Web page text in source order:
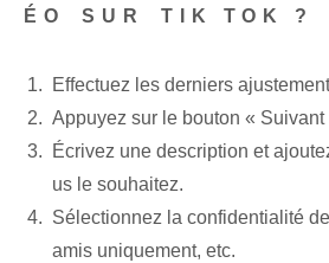
ÉO⁢ SUR⁢ TIK​ TOK ?
Effectuez les derniers
Appuyez sur le bouton « Suivant
Écrivez une description et
us le souhaitez.
Sélectionnez la confidentialité
amis uniquement, etc.